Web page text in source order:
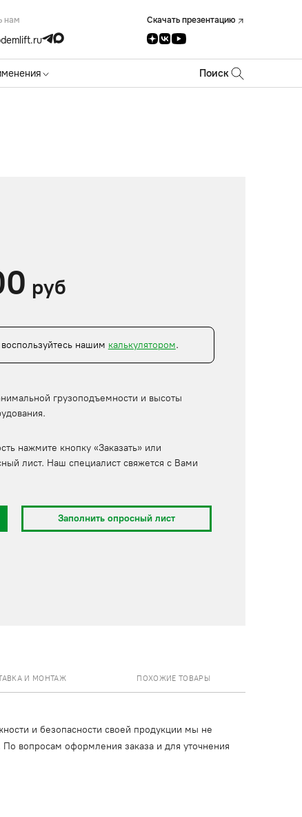
нам Скачать презентацию
Поиск
руб
нашим калькулятором.
грузоподъемности и высоты
нажмите кнопку «Заказать» или
лист. Наш специалист свяжется с Вами
Заполнить опросный лист
И МОНТАЖ ПОХОЖИЕ ТОВАРЫ
и безопасности своей продукции мы не
вопросам оформления заказа и для уточнения